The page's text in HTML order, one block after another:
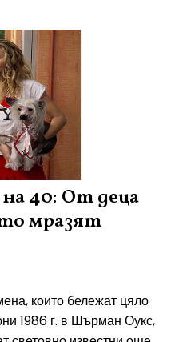
40: От деца
мразят
които бележат цяло
1986 г. в Шърман Оукс,